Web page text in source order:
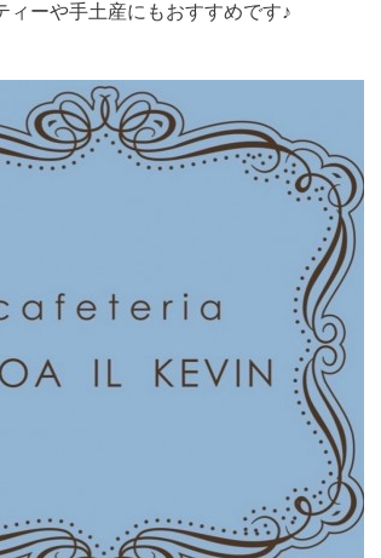
ィーや手土産にもおすすめです♪